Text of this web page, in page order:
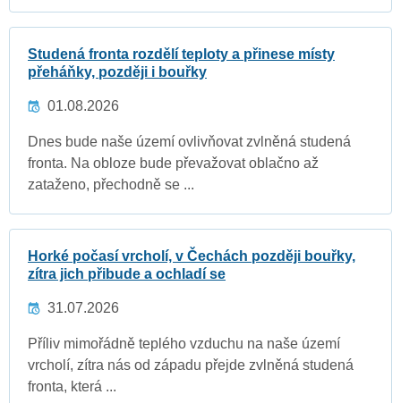
Studená fronta rozdělí teploty a přinese místy
přeháňky, později i bouřky
01.08.2026
Dnes bude naše území ovlivňovat zvlněná studená
fronta. Na obloze bude převažovat oblačno až
zataženo, přechodně se ...
Horké počasí vrcholí, v Čechách později bouřky,
zítra jich přibude a ochladí se
31.07.2026
Příliv mimořádně teplého vzduchu na naše území
vrcholí, zítra nás od západu přejde zvlněná studená
fronta, která ...